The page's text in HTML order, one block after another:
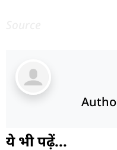
ये भी पढ़ें...